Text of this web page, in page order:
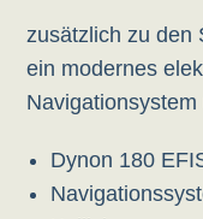
zusätzlich zu den
ein modernes
Dynon 180